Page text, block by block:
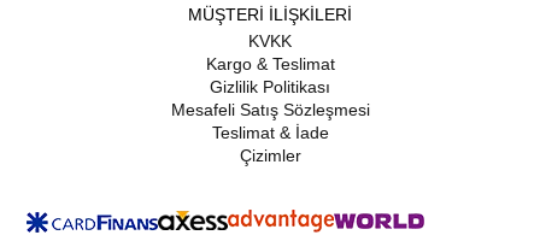
MÜŞTERİ İLİŞKİLERİ
KVKK
Kargo & Teslimat
Gizlilik Politikası
Mesafeli Satış Sözleşmesi
Teslimat & İade
Çizimler